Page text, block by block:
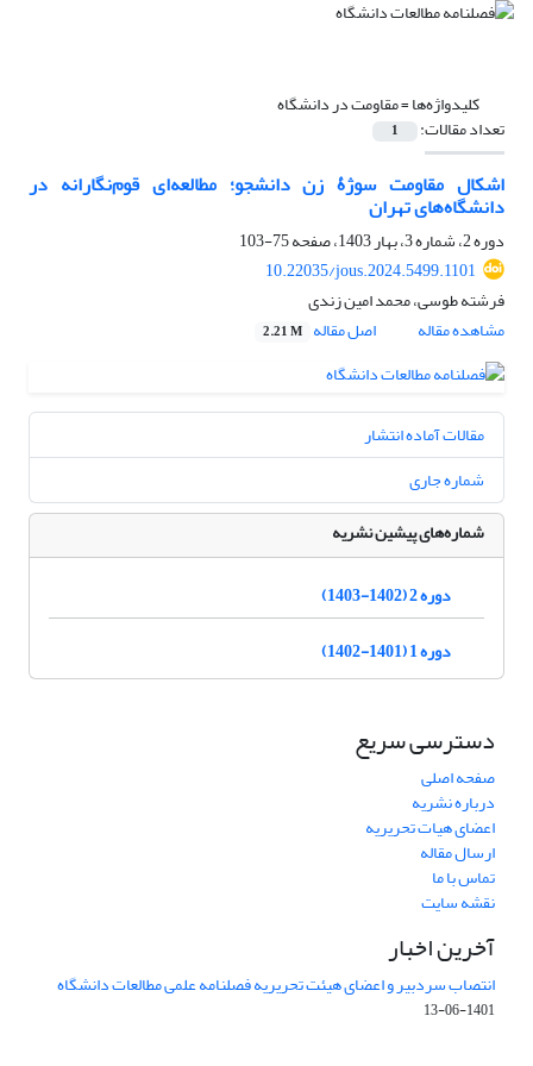
کلیدواژه‌ها =مقاومت در دانشگاه
تعداد مقالات: 1
اشکال مقاومت سوژۀ زن دانشجو؛ مطالعه‌ای قوم‌نگارانه در
دانشگاه‌های تهران
دوره 2، شماره 3، بهار 1403، صفحه
75-103
10.22035/jous.2024.5499.1101
فرشته طوسی، محمد امین زندی
مشاهده مقاله
اصل مقاله 2.21 M
مقالات آماده انتشار
شماره جاری
شماره‌های پیشین نشریه
دوره 2 (1402-1403)
دوره 1 (1401-1402)
دسترسی سریع
صفحه اصلی
درباره نشریه
اعضای هیات تحریریه
ارسال مقاله
تماس با ما
نقشه سایت
آخرین اخبار
انتصاب سردبیر و اعضای هیئت تحریریه فصلنامه علمی مطالعات دانشگاه
1401-06-13